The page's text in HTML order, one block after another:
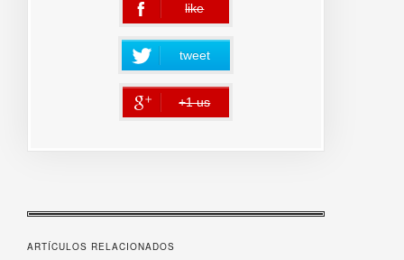
like
error
tweet
+1 us
error
ARTÍCULOS RELACIONADOS